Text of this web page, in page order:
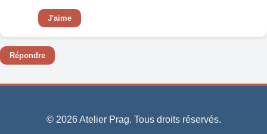
J'aime
Répondre
© 2026 Atelier Prag. Tous droits réservés.